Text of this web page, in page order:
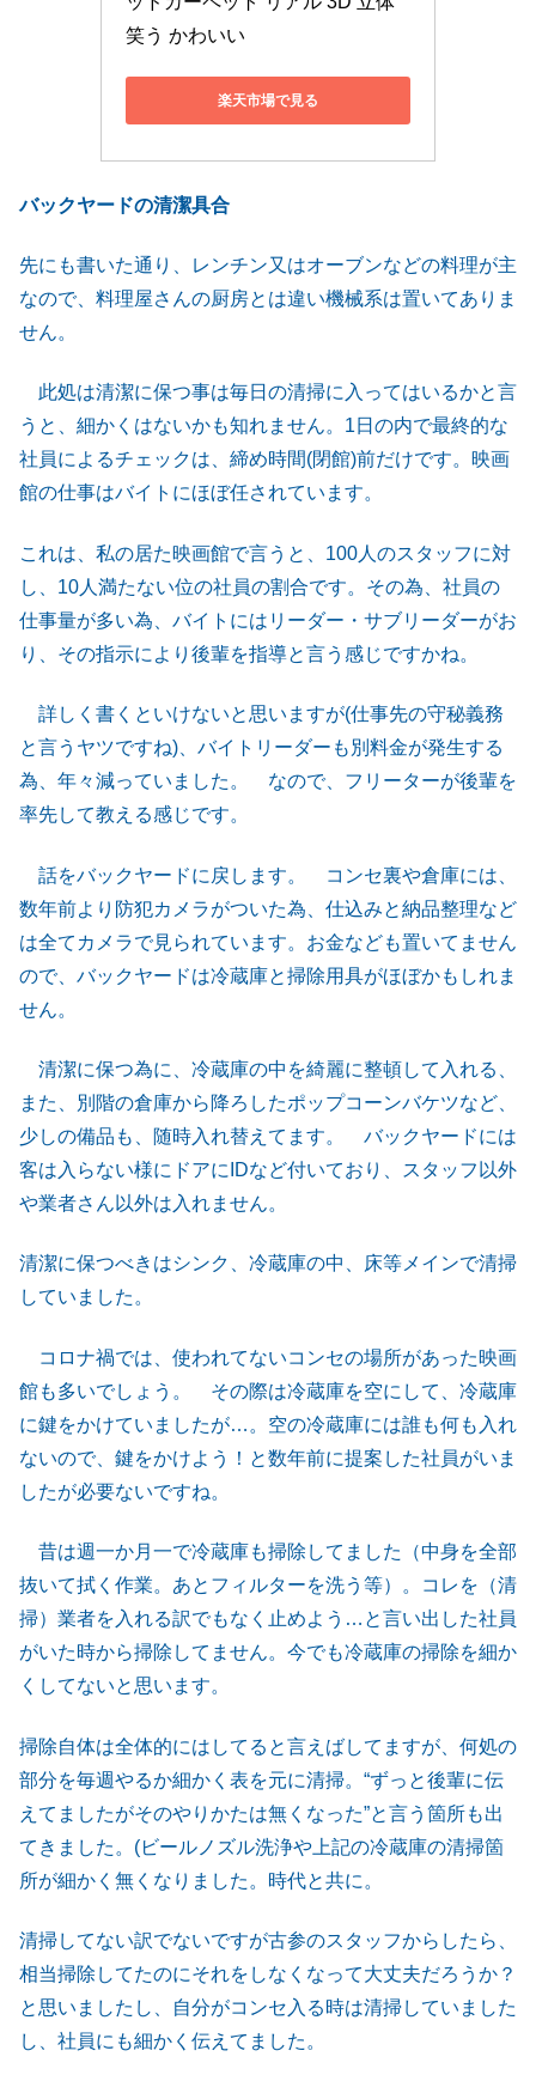
笑う かわいい
楽天市場で見る
バックヤードの清潔具合
先にも書いた通り、レンチン又はオーブンなどの料理が主
なので、料理屋さんの厨房とは違い機械系は置いてありま
せん。
此処は清潔に保つ事は毎日の清掃に入ってはいるかと言
うと、細かくはないかも知れません。1日の内で最終的な
社員によるチェックは、締め時間(閉館)前だけです。映画
館の仕事はバイトにほぼ任されています。
これは、私の居た映画館で言うと、100人のスタッフに対
し、10人満たない位の社員の割合です。その為、社員の
仕事量が多い為、バイトにはリーダー・サブリーダーがお
り、その指示により後輩を指導と言う感じですかね。
詳しく書くといけないと思いますが(仕事先の守秘義務
と言うヤツですね)、バイトリーダーも別料金が発生する
為、年々減っていました。 なので、フリーターが後輩を
率先して教える感じです。
話をバックヤードに戻します。 コンセ裏や倉庫には、
数年前より防犯カメラがついた為、仕込みと納品整理など
は全てカメラで見られています。お金なども置いてません
ので、バックヤードは冷蔵庫と掃除用具がほぼかもしれま
せん。
清潔に保つ為に、冷蔵庫の中を綺麗に整頓して入れる、
また、別階の倉庫から降ろしたポップコーンバケツなど、
少しの備品も、随時入れ替えてます。 バックヤードには
客は入らない様にドアにIDなど付いており、スタッフ以外
や業者さん以外は入れません。
清潔に保つべきはシンク、冷蔵庫の中、床等メインで清掃
していました。
コロナ禍では、使われてないコンセの場所があった映画
館も多いでしょう。 その際は冷蔵庫を空にして、冷蔵庫
に鍵をかけていましたが…。空の冷蔵庫には誰も何も入れ
ないので、鍵をかけよう！と数年前に提案した社員がいま
したが必要ないですね。
昔は週一か月一で冷蔵庫も掃除してました（中身を全部
抜いて拭く作業。あとフィルターを洗う等）。コレを（清
掃）業者を入れる訳でもなく止めよう…と言い出した社員
がいた時から掃除してません。今でも冷蔵庫の掃除を細か
くしてないと思います。
掃除自体は全体的にはしてると言えばしてますが、何処の
部分を毎週やるか細かく表を元に清掃。“ずっと後輩に伝
えてましたがそのやりかたは無くなった”と言う箇所も出
てきました。(ビールノズル洗浄や上記の冷蔵庫の清掃箇
所が細かく無くなりました。時代と共に。
清掃してない訳でないですが古参のスタッフからしたら、
相当掃除してたのにそれをしなくなって大丈夫だろうか？
と思いましたし、自分がコンセ入る時は清掃していました
し、社員にも細かく伝えてました。